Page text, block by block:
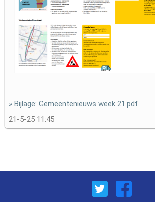
» Bijlage: Gemeentenieuws week 21.pdf
21-5-25 11:45